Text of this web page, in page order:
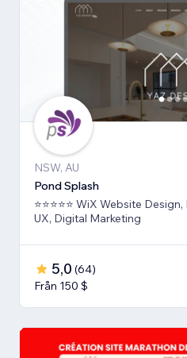
NSW, AU
Pond Splash
⭐⭐⭐⭐⭐ WiX Website
UX, Digital Marketing
5,0 (64)
Från 150 $